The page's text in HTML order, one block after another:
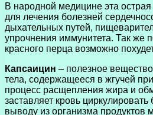
В народной медицине эта
для лечения болезней
дыхательных путей,
упрочнения иммунитета. Так же
красного перца возможно
Капсаицин – полезное
тела, содержащееся в жгучей
процесс расщепления жира и
заставляет кровь
выводу из организма продуктов